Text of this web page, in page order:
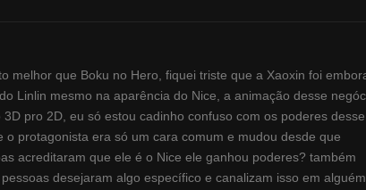
melhor que Boku no Hero, fiquei triste que a Xaoxin foi
Linlin mesmo na aparência do Nice, a animação desse
pro 2D, eu só estou cadinho confuso com os poderes desse
protagonista era só um cara comum e mudou desde que
acreditaram que ele é o Nice ele ganhou poderes? também
desejaram algo específico e canalizam isso em